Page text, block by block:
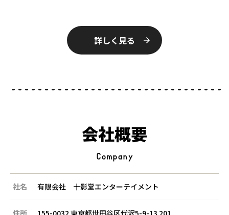
詳しく見る
会社概要
Company
社名 有限会社 十影堂エンターテイメント
住所 155-0032 東京都世田谷区代沢5-9-13 201